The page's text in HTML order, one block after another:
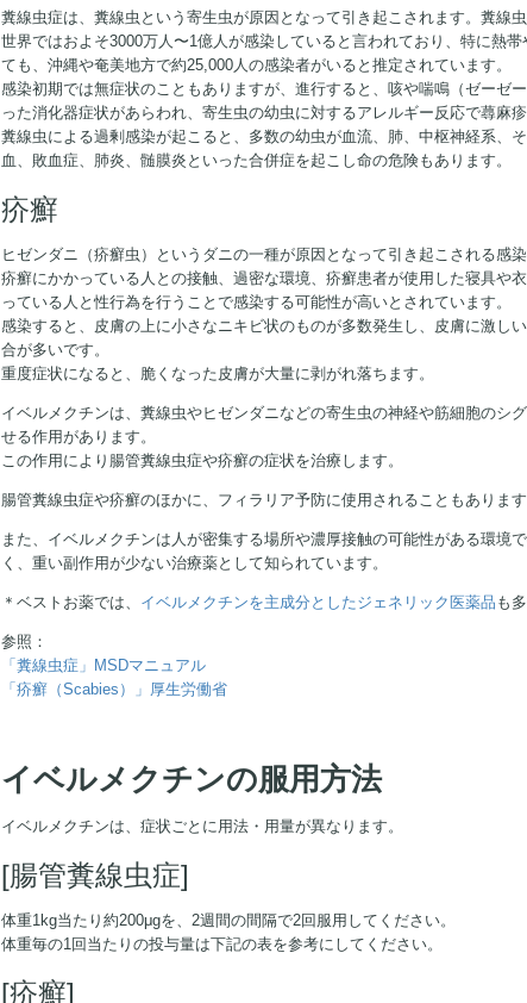
糞線虫症は、糞線虫という寄生虫が原因となって引き起こされます。糞線
世界ではおよそ3000万人〜1億人が感染していると言われており、特に熱
ても、沖縄や奄美地方で約25,000人の感染者がいると推定されています。
感染初期では無症状のこともありますが、進行すると、咳や喘鳴（ゼーゼ
った消化器症状があらわれ、寄生虫の幼虫に対するアレルギー反応で蕁麻
糞線虫による過剰感染が起こると、多数の幼虫が血流、肺、中枢神経系、
血、敗血症、肺炎、髄膜炎といった合併症を起こし命の危険もあります。
疥癬
ヒゼンダニ（疥癬虫）というダニの一種が原因となって引き起こされる感
疥癬にかかっている人との接触、過密な環境、疥癬患者が使用した寝具や
っている人と性行為を行うことで感染する可能性が高いとされています。
感染すると、皮膚の上に小さなニキビ状のものが多数発生し、皮膚に激し
合が多いです。
重度症状になると、脆くなった皮膚が大量に剥がれ落ちます。
イベルメクチンは、糞線虫やヒゼンダニなどの寄生虫の神経や筋細胞のシ
せる作用があります。
この作用により腸管糞線虫症や疥癬の症状を治療します。
腸管糞線虫症や疥癬のほかに、フィラリア予防に使用されることもあります
また、イベルメクチンは人が密集する場所や濃厚接触の可能性がある環境
く、重い副作用が少ない治療薬として知られています。
＊ベストお薬では、 イベルメクチンを主成分としたジェネリック医薬品も
参照：
「糞線虫症」MSDマニュアル
「疥癬（Scabies）」厚生労働省
イベルメクチンの服用方法
イベルメクチンは、症状ごとに用法・用量が異なります。
[腸管糞線虫症]
体重1kg当たり約200μgを、2週間の間隔で2回服用してください。
体重毎の1回当たりの投与量は下記の表を参考にしてください。
[疥癬]